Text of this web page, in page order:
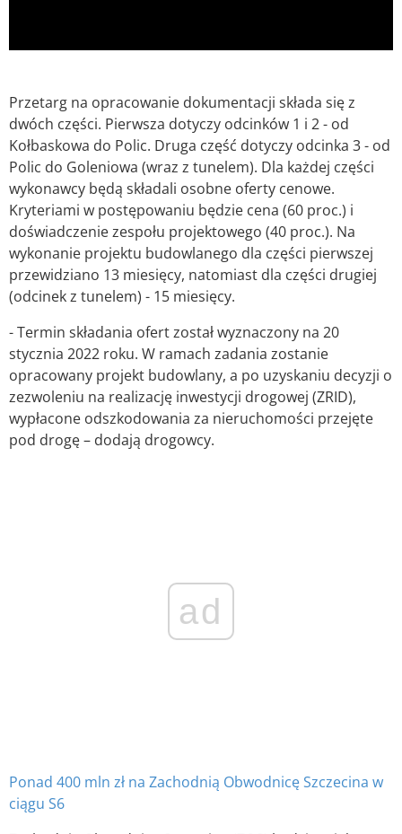
Przetarg na opracowanie dokumentacji składa się z
dwóch części. Pierwsza dotyczy odcinków 1 i 2 - od
Kołbaskowa do Polic. Druga część dotyczy odcinka 3 - od
Polic do Goleniowa (wraz z tunelem). Dla każdej części
wykonawcy będą składali osobne oferty cenowe.
Kryteriami w postępowaniu będzie cena (60 proc.) i
doświadczenie zespołu projektowego (40 proc.). Na
wykonanie projektu budowlanego dla części pierwszej
przewidziano 13 miesięcy, natomiast dla części drugiej
(odcinek z tunelem) - 15 miesięcy.
- Termin składania ofert został wyznaczony na 20
stycznia 2022 roku. W ramach zadania zostanie
opracowany projekt budowlany, a po uzyskaniu decyzji o
zezwoleniu na realizację inwestycji drogowej (ZRID),
wypłacone odszkodowania za nieruchomości przejęte
pod drogę – dodają drogowcy.
ad
Ponad 400 mln zł na Zachodnią Obwodnicę Szczecina w
ciągu S6